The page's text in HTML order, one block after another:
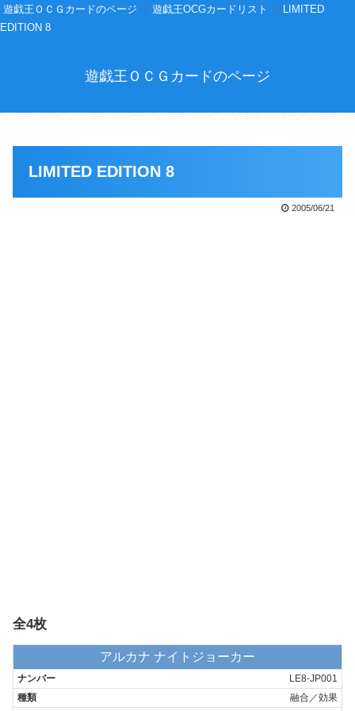
遊戯王ＯＣＧカードのページ 遊戯王OCGカードリスト
LIMITED
EDITION 8
遊戯王ＯＣＧカードのページ
LIMITED EDITION 8
2005/06/21
全4枚
アルカナ ナイトジョーカー
LE8-JP001
融合／効果